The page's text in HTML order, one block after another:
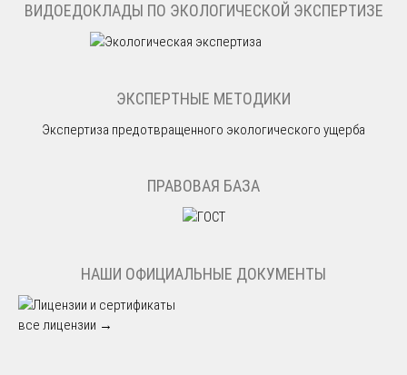
ВИДОЕДОКЛАДЫ ПО ЭКОЛОГИЧЕСКОЙ ЭКСПЕРТИЗЕ
ЭКСПЕРТНЫЕ МЕТОДИКИ
Экспертиза предотвращенного экологического ущерба
ПРАВОВАЯ БАЗА
НАШИ ОФИЦИАЛЬНЫЕ ДОКУМЕНТЫ
все лицензии →